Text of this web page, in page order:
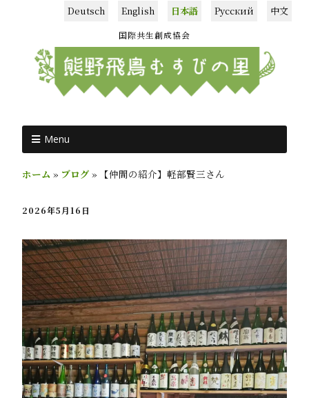
Deutsch English 日本語 Русский 中文
国際共生創成協会
Menu
ホーム » ブログ » 【仲間の紹介】軽部賢三さん
2026年5月16日